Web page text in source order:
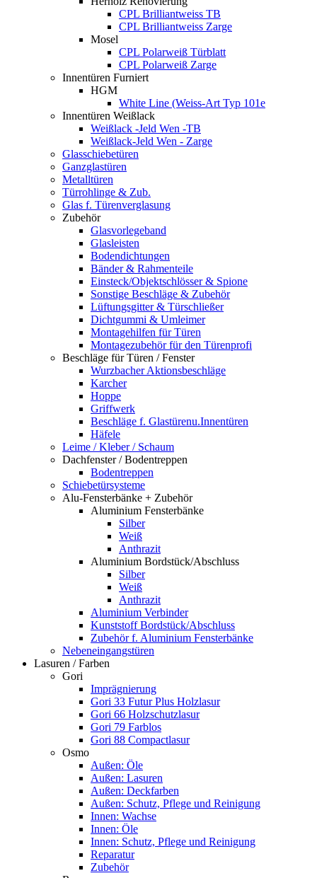
CPL Brilliantweiss TB
CPL Brilliantweiss Zarge
Mosel
CPL Polarweiß Türblatt
CPL Polarweiß Zarge
Innentüren Furniert
HGM
White Line (Weiss-Art Typ 101e
Innentüren Weißlack
Weißlack -Jeld Wen -TB
Weißlack-Jeld Wen - Zarge
Glasschiebetüren
Ganzglastüren
Metalltüren
Türrohlinge & Zub.
Glas f. Türenverglasung
Zubehör
Glasvorlegeband
Glasleisten
Bodendichtungen
Bänder & Rahmenteile
Einsteck/Objektschlösser & Spione
Sonstige Beschläge & Zubehör
Lüftungsgitter & Türschließer
Dichtgummi & Umleimer
Montagehilfen für Türen
Montagezubehör für den Türenprofi
Beschläge für Türen / Fenster
Wurzbacher Aktionsbeschläge
Karcher
Hoppe
Griffwerk
Beschläge f. Glastürenu.Innentüren
Häfele
Leime / Kleber / Schaum
Dachfenster / Bodentreppen
Bodentreppen
Schiebetürsysteme
Alu-Fensterbänke + Zubehör
Aluminium Fensterbänke
Silber
Weiß
Anthrazit
Aluminium Bordstück/Abschluss
Silber
Weiß
Anthrazit
Aluminium Verbinder
Kunststoff Bordstück/Abschluss
Zubehör f. Aluminium Fensterbänke
Nebeneingangstüren
Lasuren / Farben
Gori
Imprägnierung
Gori 33 Futur Plus Holzlasur
Gori 66 Holzschutzlasur
Gori 79 Farblos
Gori 88 Compactlasur
Osmo
Außen: Öle
Außen: Lasuren
Außen: Deckfarben
Außen: Schutz, Pflege und Reinigung
Innen: Wachse
Innen: Öle
Innen: Schutz, Pflege und Reinigung
Reparatur
Zubehör